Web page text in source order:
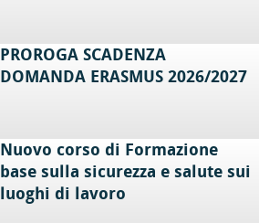
PROROGA SCADENZA
DOMANDA ERASMUS 2026/2027
Nuovo corso di Formazione
base sulla sicurezza e salute sui
luoghi di lavoro